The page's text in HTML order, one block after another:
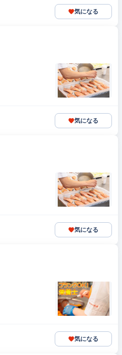
気になる
気になる
気になる
気になる